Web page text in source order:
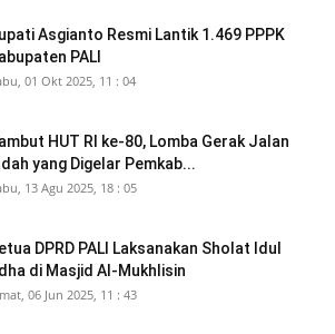
Asgianto Resmi Lantik 1.469 PPPK
PALI
01 Okt 2025, 11 : 04
HUT RI ke-80, Lomba Gerak Jalan
yang Digelar Pemkab...
13 Agu 2025, 18 : 05
DPRD PALI Laksanakan Sholat Idul
di Masjid Al-Mukhlisin
06 Jun 2025, 11 : 43